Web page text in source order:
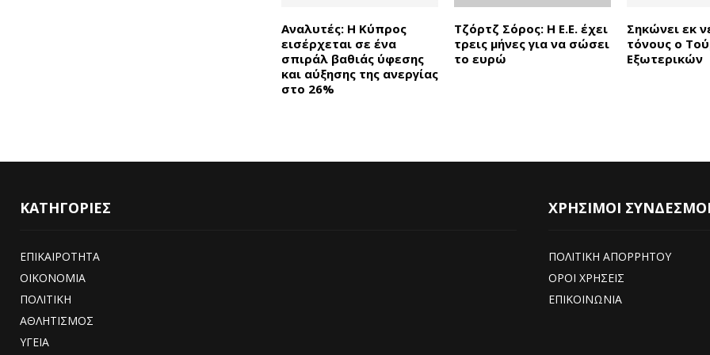
Αναλυτές: Η Κύπρος
εισέρχεται σε ένα
σπιράλ βαθιάς ύφεσης
και αύξησης της ανεργίας
στο 26%
Τζόρτζ Σόρος: Η Ε.Ε. έχει
τρεις μήνες για να σώσει
το ευρώ
Σηκώνει εκ
τόνους ο
Εξωτερικών
ΚΑΤΗΓΟΡΙΕΣ
ΕΠΙΚΑΙΡΟΤΗΤΑ
ΟΙΚΟΝΟΜΙΑ
ΠΟΛΙΤΙΚΗ
ΑΘΛΗΤΙΣΜΟΣ
ΥΓΕΙΑ
ΧΡΗΣΙΜΟΙ ΣΥΝΔΕΣΜΟΙ
ΠΟΛΙΤΙΚΗ ΑΠΟΡΡΗΤΟΥ
ΟΡΟΙ ΧΡΗΣΕΙΣ
ΕΠΙΚΟΙΝΩΝΙΑ